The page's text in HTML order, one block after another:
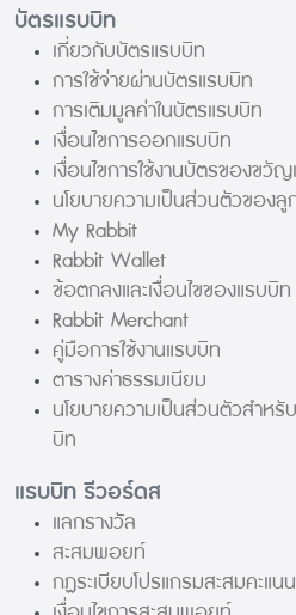
บัตรแรบบิท
เกี่ยวกับบัตรแรบบิท
การใช้จ่ายผ่านบัตรแรบบิท
การเติมมูลค่าในบัตรแรบบิท
เงื่อนไขการออกแรบบิท
เงื่อนไขการใช้งานบัตรของขวั
นโยบายความเป็นส่วนตัวของ
My Rabbit
Rabbit Wallet
ข้อตกลงและเงื่อนไขของแรบบิ
Rabbit Merchant
คู่มือการใช้งานแรบบิท
ตารางค่าธรรมเนียม
นโยบายความเป็นส่วนตัวสำห
บิท
แรบบิท รีวอร์ดส
แลกรางวัล
สะสมพอยท์
กฏระเบียบโปรแกรมสะสมคะแนน